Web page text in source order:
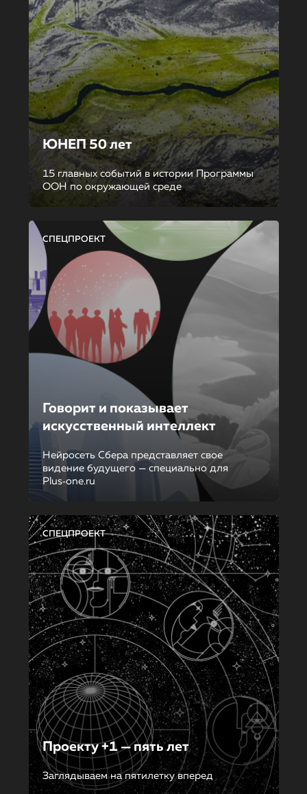
ЮНЕП 50 лет
15 главных событий в истории Программы
ООН по окружающей среде
СПЕЦПРОЕКТ
Говорит и показывает
искусственный интеллект
Нейросеть Сбера представляет свое
видение будущего — специально для
Plus‑one.ru
СПЕЦПРОЕКТ
Проекту +1 — пять лет
Заглядываем на пятилетку вперед